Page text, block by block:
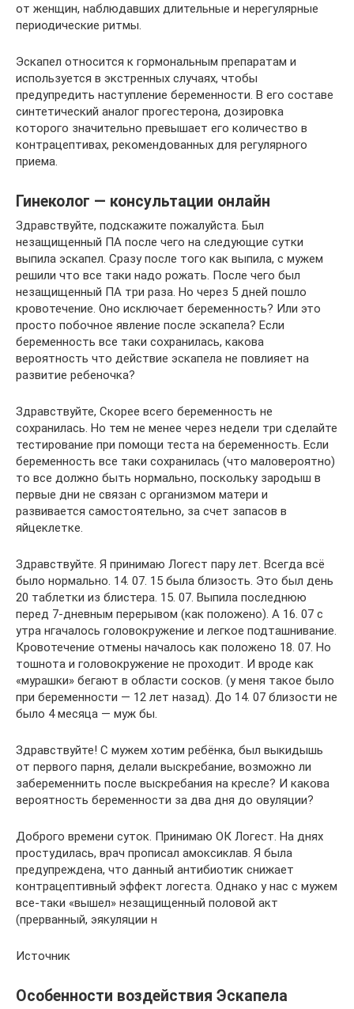
от женщин, наблюдавших длительные и нерегулярные
периодические ритмы.
Эскапел относится к гормональным препаратам и
используется в экстренных случаях, чтобы
предупредить наступление беременности. В его составе
синтетический аналог прогестерона, дозировка
которого значительно превышает его количество в
контрацептивах, рекомендованных для регулярного
приема.
Гинеколог — консультации онлайн
Здравствуйте, подскажите пожалуйста. Был
незащищенный ПА после чего на следующие сутки
выпила эскапел. Сразу после того как выпила, с мужем
решили что все таки надо рожать. После чего был
незащищенный ПА три раза. Но через 5 дней пошло
кровотечение. Оно исключает беременность? Или это
просто побочное явление после эскапела? Если
беременность все таки сохранилась, какова
вероятность что действие эскапела не повлияет на
развитие ребеночка?
Здравствуйте, Скорее всего беременность не
сохранилась. Но тем не менее через недели три сделайте
тестирование при помощи теста на беременность. Если
беременность все таки сохранилась (что маловероятно)
то все должно быть нормально, поскольку зародыш в
первые дни не связан с организмом матери и
развивается самостоятельно, за счет запасов в
яйцеклетке.
Здравствуйте. Я принимаю Логест пару лет. Всегда всё
было нормально. 14. 07. 15 была близость. Это был день
20 таблетки из блистера. 15. 07. Выпила последнюю
перед 7-дневным перерывом (как положено). А 16. 07 с
утра нгачалось головокружение и легкое подташнивание.
Кровотечение отмены началось как положено 18. 07. Но
тошнота и головокружение не проходит. И вроде как
«мурашки» бегают в области сосков. (у меня такое было
при беременности — 12 лет назад). До 14. 07 близости не
было 4 месяца — муж бы.
Здравствуйте! С мужем хотим ребёнка, был выкидышь
от первого парня, делали выскребание, возможно ли
забеременнить после выскребания на кресле? И какова
вероятность беременности за два дня до овуляции?
Доброго времени суток. Принимаю ОК Логест. На днях
простудилась, врач прописал амоксиклав. Я была
предупреждена, что данный антибиотик снижает
контрацептивный эффект логеста. Однако у нас с мужем
все-таки «вышел» незащищенный половой акт
(прерванный, эякуляции н
Источник
Особенности воздействия Эскапела